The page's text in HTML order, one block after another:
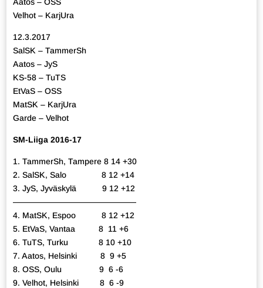
Velhot – KarjUra
12.3.2017
SalSK – TammerSh
Aatos – JyS
KS-58 – TuTS
EtVaS – OSS
MatSK – KarjUra
Garde – Velhot
SM-Liiga 2016-17
1. TammerSh, Tampere 8 14 +30
2. SalSK, Salo 8 12 +14
3. JyS, Jyväskylä 9 12 +12
———————————————
4. MatSK, Espoo 8 12 +12
5. EtVaS, Vantaa 8 11 +6
6. TuTS, Turku 8 10 +10
7. Aatos, Helsinki 8 9 +5
8. OSS, Oulu 9 6 -6
9. Velhot, Helsinki 8 6 -9